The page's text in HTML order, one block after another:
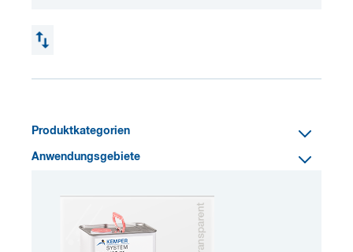
Produktkategorien
Anwendungsgebiete